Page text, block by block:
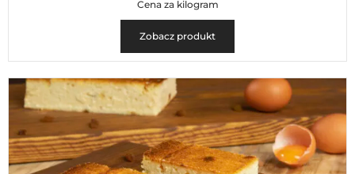
Cena za kilogram
Zobacz produkt